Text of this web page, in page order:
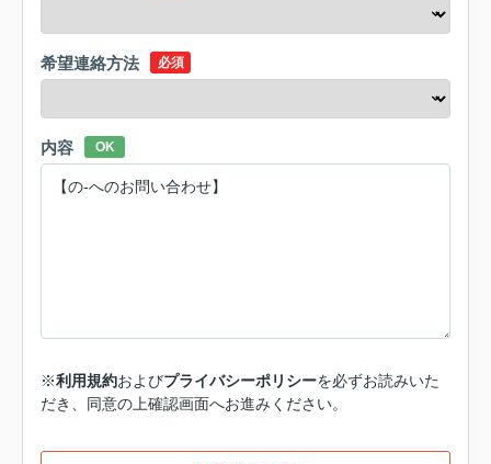
希望連絡方法 必須
内容 OK
※利用規約およびプライバシーポリシーを必ずお読みいた
だき、同意の上確認画面へお進みください。